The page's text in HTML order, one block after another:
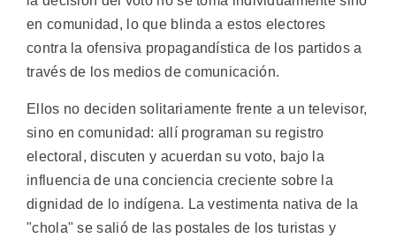
en comunidad, lo que blinda a estos electores
contra la ofensiva propagandística de los partidos a
través de los medios de comunicación.
Ellos no deciden solitariamente frente a un televisor,
sino en comunidad: allí programan su registro
electoral, discuten y acuerdan su voto, bajo la
influencia de una conciencia creciente sobre la
dignidad de lo indígena. La vestimenta nativa de la
"chola" se salió de las postales de los turistas y